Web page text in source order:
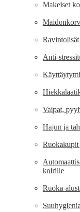
Makeiset
Anti-
Vaipat,
Hajun ja
Ruokakupit
koirille
Ruoka-